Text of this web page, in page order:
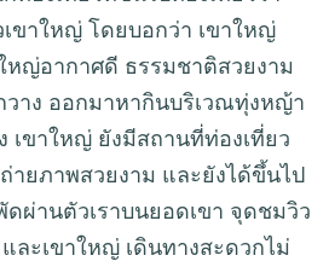
เขาใหญ่ โดยบอกว่า เขาใหญ่
หญ่อากาศดี ธรรมชาติสวยงาม
วาง ออกมาหากินบริเวณทุ่งหญ้า
เขาใหญ่ ยังมีสถานที่ท่องเที่ยว
ายภาพสวยงาม และยังได้ขึ้นไป
ผ่านตัวเราบนยอดเขา จุดชมวิว
ละเขาใหญ่ เดินทางสะดวกไม่